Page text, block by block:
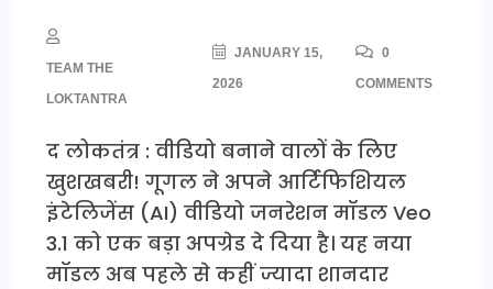
TEAM THE
LOKTANTRA
JANUARY 15,
2026
0
COMMENTS
द लोकतंत्र : वीडियो बनाने वालों के लिए
खुशखबरी! गूगल ने अपने आर्टिफिशियल
इंटेलिजेंस (AI) वीडियो जनरेशन मॉडल Veo
3.1 को एक बड़ा अपग्रेड दे दिया है। यह नया
मॉडल अब पहले से कहीं ज्यादा शानदार